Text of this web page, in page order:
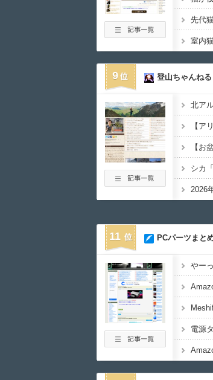
室内
9 登山ちゃんねる
シカ
2026
11 PCパーツまと
電源